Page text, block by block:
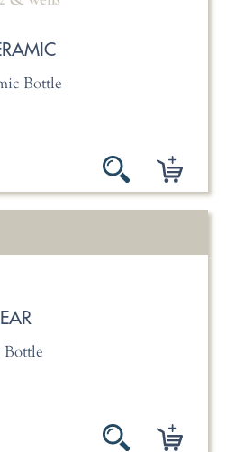
Bottle
Bottle